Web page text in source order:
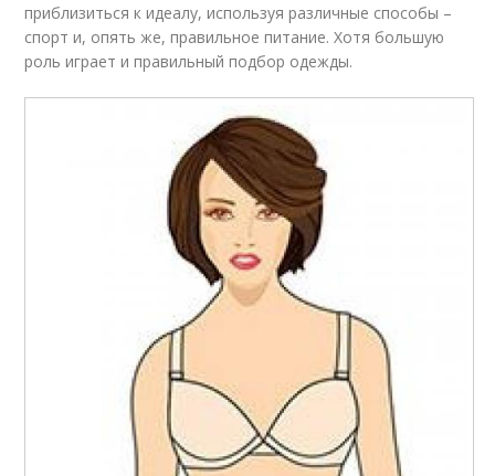
приблизиться к идеалу, используя различные способы –
спорт и, опять же, правильное питание. Хотя большую
роль играет и правильный подбор одежды.